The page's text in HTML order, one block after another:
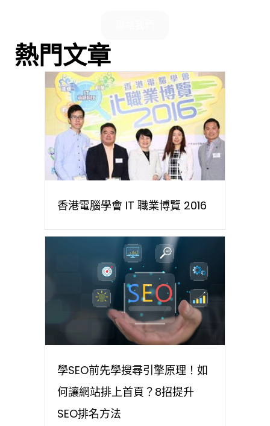
熱門文章
香港電腦學會 IT 職業博覽 2016
學SEO前先學搜尋引擎原理！如
何讓網站排上首頁？8招提升
SEO排名方法